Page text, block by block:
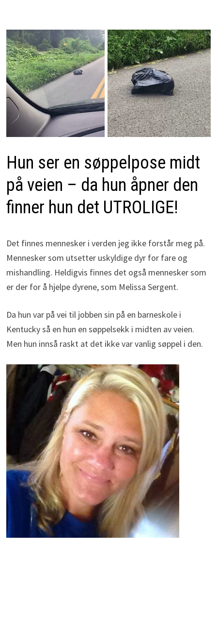
Hun ser en søppelpose midt
på veien – da hun åpner den
finner hun det UTROLIGE!
Det finnes mennesker i verden jeg ikke forstår meg på.
Mennesker som utsetter uskyldige dyr for fare og
mishandling. Heldigvis finnes det også mennesker som
er der for å hjelpe dyrene, som Melissa Sergent.
Da hun var på vei til jobben sin på en barneskole i
Kentucky så en hun en søppelsekk i midten av veien.
Men hun innså raskt at det ikke var vanlig søppel i den.